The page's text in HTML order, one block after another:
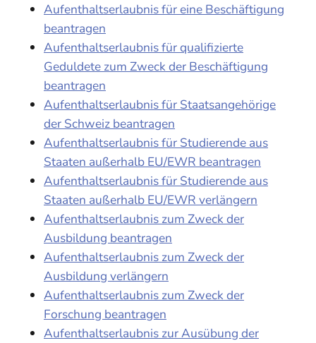
Aufenthaltserlaubnis für eine Beschäftigung
beantragen
Aufenthaltserlaubnis für qualifizierte
Geduldete zum Zweck der Beschäftigung
beantragen
Aufenthaltserlaubnis für Staatsangehörige
der Schweiz beantragen
Aufenthaltserlaubnis für Studierende aus
Staaten außerhalb EU/EWR beantragen
Aufenthaltserlaubnis für Studierende aus
Staaten außerhalb EU/EWR verlängern
Aufenthaltserlaubnis zum Zweck der
Ausbildung beantragen
Aufenthaltserlaubnis zum Zweck der
Ausbildung verlängern
Aufenthaltserlaubnis zum Zweck der
Forschung beantragen
Aufenthaltserlaubnis zur Ausübung der